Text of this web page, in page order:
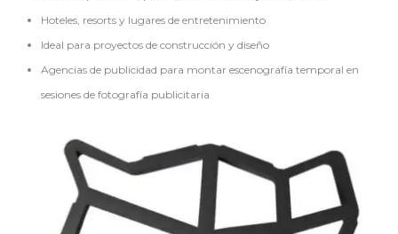
Hoteles, resorts y lugares de entretenimiento
Ideal para proyectos de construcción y diseño
Agencias de publicidad para montar escenografía temporal en
sesiones de fotografía publicitaria